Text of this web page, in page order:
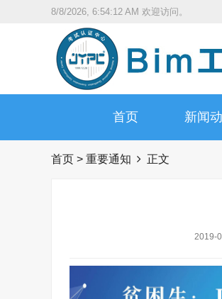
8/8/2026, 6:54:13 AM 欢迎访问。
首页 新闻
首页 > 重要通知 正文
2019-